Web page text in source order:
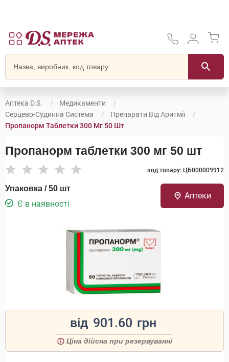
Аптека D.S.
Медикаменти
Серцево-Судинна Система
Препарати Від Аритмії
Пропанорм Таблетки 300 Мг 50 Шт
Пропанорм таблетки 300 мг 50 шт
код товару: ЦБ000009912
Упаковка / 50 шт
Є в наявності
Аптеки
від 901.60 грн
Ціна дійсна при резервуванні